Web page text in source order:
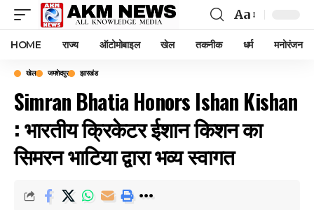
Font
Resizer
Aa
HOME राज्य ऑटोमोबाइल खेल तकनीक धर्म मनोरंजन
खेल जमशेदपुर झारखंड
Simran Bhatia Honors Ishan Kishan
: भारतीय क्रिकेटर ईशान किशन का
सिमरन भाटिया द्वारा भव्य स्वागत